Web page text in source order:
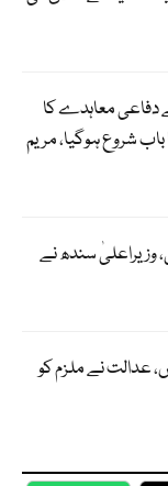
دفاعی معاہدے کا
باب شروع ہوگیا، مریم
وزیراعلیٰ سندھ نے
عدالت نے ملزم کو